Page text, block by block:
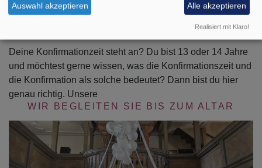
Deine Konfirmationzeit steht an? Du bist 13 oder 14 Jahre
und möchtest gerne wissen, was die Konfirmationszeit und
die Konfirmation als solche bedeutet? Dann bist du hier
genau richtig. Unsere
WIR BEGLEITEN SIE BIS ZUM ALTAR
Auswahl akzeptieren Alle akzeptieren
Realisiert mit Klaro!